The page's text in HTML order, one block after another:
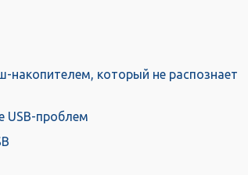
накопителем, который не распознает
USB-проблем